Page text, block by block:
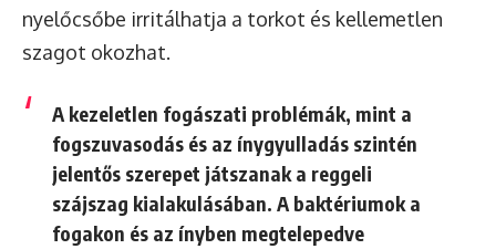
nyelőcsőbe irritálhatja a torkot és kellemetlen
szagot okozhat.
A kezeletlen fogászati problémák, mint a
fogszuvasodás és az ínygyulladás szintén
jelentős szerepet játszanak a reggeli
szájszag kialakulásában. A baktériumok a
fogakon és az ínyben megtelepedve